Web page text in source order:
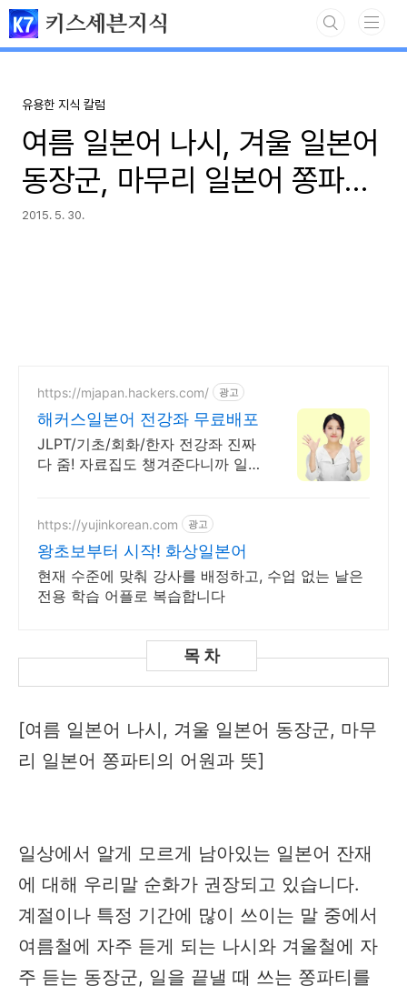
본문 바로가기
키스세븐지식
유용한 지식 칼럼
여름 일본어 나시, 겨울 일본어
동장군, 마무리 일본어 쫑파티
의 어원과 뜻
2015. 5. 30.
https://mjapan.hackers.com/ 광고
해커스일본어 전강좌 무료배포
JLPT/기초/회화/한자 전강좌 진짜
다 줌! 자료집도 챙겨준다니까 일
https://yujinkorean.com 광고
왕초보부터 시작! 화상일본어
현재 수준에 맞춰 강사를 배정하고, 수업 없는 날은
전용 학습 어플로 복습합니다
[여름 일본어 나시, 겨울 일본어 동장군, 마무
리 일본어 쫑파티의 어원과 뜻]
일상에서 알게 모르게 남아있는 일본어 잔재
에 대해 우리말 순화가 권장되고 있습니다.
계절이나 특정 기간에 많이 쓰이는 말 중에서
여름철에 자주 듣게 되는 나시와 겨울철에 자
주 듣는 동장군, 일을 끝낼 때 쓰는 쫑파티를